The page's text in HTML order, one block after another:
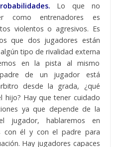
Lo que no
como entrenadores es
violentos o agresivos. Es
que dos jugadores están
tipo de rivalidad externa
en la pista al mismo
de un jugador está
desde la grada, ¿qué
hijo? Hay que tener cuidado
ya que depende de la
jugador, hablaremos en
con él y con el padre para
Hay jugadores capaces